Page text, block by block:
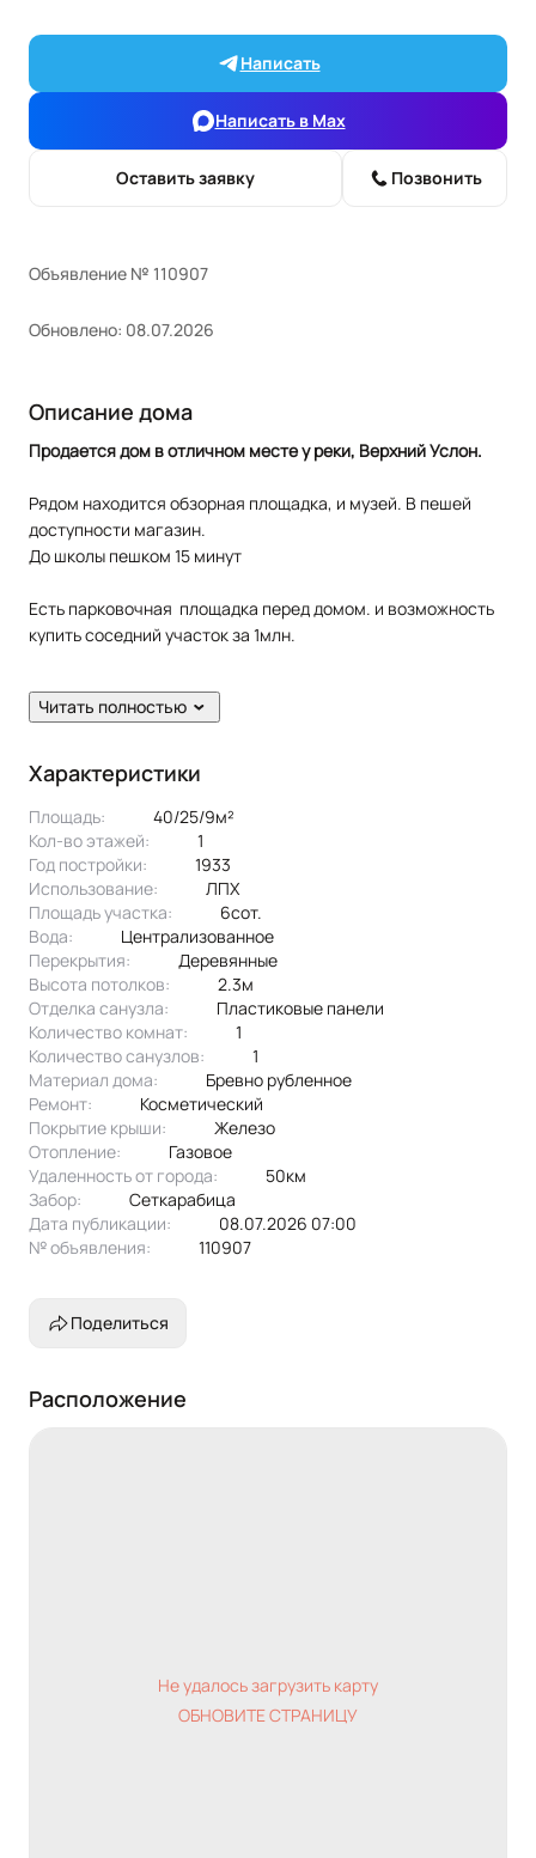
Написать
Написать в Max
Оставить заявку Позвонить
Объявление № 110907
Обновлено: 08.07.2026
Описание дома
Продается дом в отличном месте у реки, Верхний Услон.
Рядом находится обзорная площадка, и музей. В пешей
доступности магазин.
До школы пешком 15 минут
Есть парковочная площадка перед домом. и возможность
купить соседний участок за 1млн.
Плюсы:
современный котел
санузел и душевая в доме
можно заехать и жить
есть фундамент под пристрой
есть своя баня
все документы готовы.
Читать полностью
Характеристики
Площадь:
40/25/9м²
Кол-во этажей:
1
Год постройки:
1933
Использование:
ЛПХ
Площадь участка:
6сот.
Вода:
централизованное
Перекрытия:
Деревянные
Высота потолков:
2.3м
Отделка санузла:
пластиковые панели
Количество комнат:
1
Количество санузлов:
1
Материал дома:
бревно рубленное
Ремонт:
Косметический
Покрытие крыши:
железо
Отопление:
газовое
Удаленность от города:
50км
Забор:
сеткарабица
Дата публикации:
08.07.2026 07:00
№ объявления:
110907
Поделиться
Расположение
Не удалось загрузить карту
ОБНОВИТЕ СТРАНИЦУ